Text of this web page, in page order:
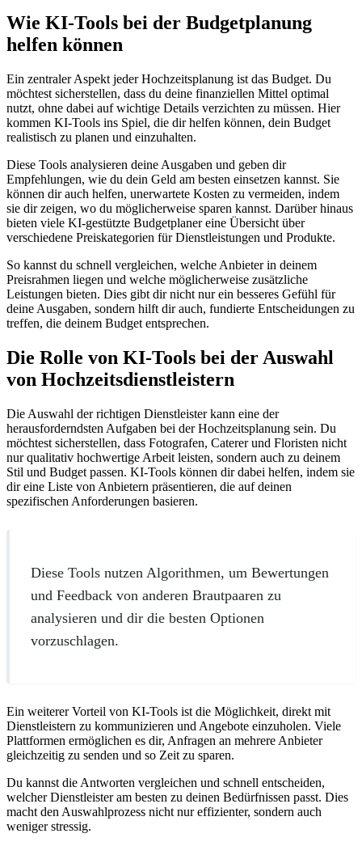
Wie KI-Tools bei der Budgetplanung
helfen können
Ein zentraler Aspekt jeder Hochzeitsplanung ist das Budget. Du
möchtest sicherstellen, dass du deine finanziellen Mittel optimal
nutzt, ohne dabei auf wichtige Details verzichten zu müssen. Hier
kommen KI-Tools ins Spiel, die dir helfen können, dein Budget
realistisch zu planen und einzuhalten.
Diese Tools analysieren deine Ausgaben und geben dir
Empfehlungen, wie du dein Geld am besten einsetzen kannst. Sie
können dir auch helfen, unerwartete Kosten zu vermeiden, indem
sie dir zeigen, wo du möglicherweise sparen kannst. Darüber hinaus
bieten viele KI-gestützte Budgetplaner eine Übersicht über
verschiedene Preiskategorien für Dienstleistungen und Produkte.
So kannst du schnell vergleichen, welche Anbieter in deinem
Preisrahmen liegen und welche möglicherweise zusätzliche
Leistungen bieten. Dies gibt dir nicht nur ein besseres Gefühl für
deine Ausgaben, sondern hilft dir auch, fundierte Entscheidungen zu
treffen, die deinem Budget entsprechen.
Die Rolle von KI-Tools bei der Auswahl
von Hochzeitsdienstleistern
Die Auswahl der richtigen Dienstleister kann eine der
herausforderndsten Aufgaben bei der Hochzeitsplanung sein. Du
möchtest sicherstellen, dass Fotografen, Caterer und Floristen nicht
nur qualitativ hochwertige Arbeit leisten, sondern auch zu deinem
Stil und Budget passen. KI-Tools können dir dabei helfen, indem sie
dir eine Liste von Anbietern präsentieren, die auf deinen
spezifischen Anforderungen basieren.
Diese Tools nutzen Algorithmen, um Bewertungen
und Feedback von anderen Brautpaaren zu
analysieren und dir die besten Optionen
vorzuschlagen.
Ein weiterer Vorteil von KI-Tools ist die Möglichkeit, direkt mit
Dienstleistern zu kommunizieren und Angebote einzuholen. Viele
Plattformen ermöglichen es dir, Anfragen an mehrere Anbieter
gleichzeitig zu senden und so Zeit zu sparen.
Du kannst die Antworten vergleichen und schnell entscheiden,
welcher Dienstleister am besten zu deinen Bedürfnissen passt. Dies
macht den Auswahlprozess nicht nur effizienter, sondern auch
weniger stressig.